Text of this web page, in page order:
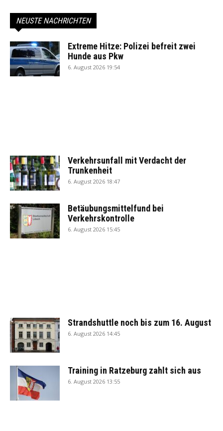
NEUSTE NACHRICHTEN
Extreme Hitze: Polizei befreit zwei
Hunde aus Pkw
6. August 2026 19:54
Verkehrsunfall mit Verdacht der
Trunkenheit
6. August 2026 18:47
Betäubungsmittelfund bei
Verkehrskontrolle
6. August 2026 15:45
Strandshuttle noch bis zum 16. August
6. August 2026 14:45
Training in Ratzeburg zahlt sich aus
6. August 2026 13:55